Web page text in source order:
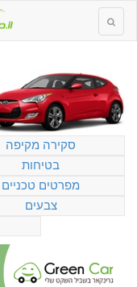
סקירה מקיפה
בטיחות
מפרטים טכניים
צבעים